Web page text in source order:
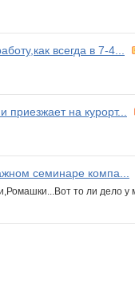
всегда в 7-4...
приезжает на курорт...
семинаре компа...
то ли дело